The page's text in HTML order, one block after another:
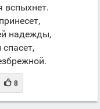
вспыхнет.
надежды,
спасет,
 8